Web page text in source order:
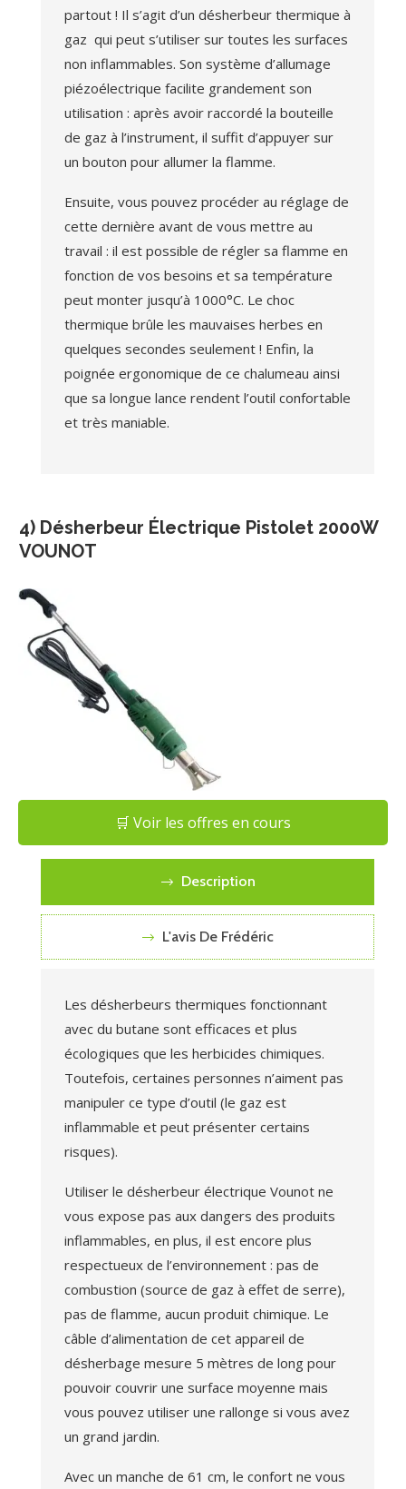
partout ! Il s’agit d’un désherbeur thermique à
gaz qui peut s’utiliser sur toutes les surfaces
non inflammables. Son système d’allumage
piézoélectrique facilite grandement son
utilisation : après avoir raccordé la bouteille
de gaz à l’instrument, il suffit d’appuyer sur
un bouton pour allumer la flamme.
Ensuite, vous pouvez procéder au réglage de
cette dernière avant de vous mettre au
travail : il est possible de régler sa flamme en
fonction de vos besoins et sa température
peut monter jusqu’à 1000°C. Le choc
thermique brûle les mauvaises herbes en
quelques secondes seulement ! Enfin, la
poignée ergonomique de ce chalumeau ainsi
que sa longue lance rendent l’outil confortable
et très maniable.
4) Désherbeur Électrique Pistolet 2000W
VOUNOT
🛒 Voir les offres en cours
Description
L'avis De Frédéric
Les désherbeurs thermiques fonctionnant
avec du butane sont efficaces et plus
écologiques que les herbicides chimiques.
Toutefois, certaines personnes n’aiment pas
manipuler ce type d’outil (le gaz est
inflammable et peut présenter certains
risques).
Utiliser le désherbeur électrique Vounot ne
vous expose pas aux dangers des produits
inflammables, en plus, il est encore plus
respectueux de l’environnement : pas de
combustion (source de gaz à effet de serre),
pas de flamme, aucun produit chimique. Le
câble d’alimentation de cet appareil de
désherbage mesure 5 mètres de long pour
pouvoir couvrir une surface moyenne mais
vous pouvez utiliser une rallonge si vous avez
un grand jardin.
Avec un manche de 61 cm, le confort ne vous